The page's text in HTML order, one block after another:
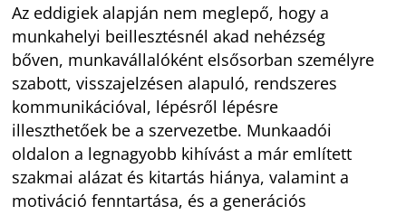
Az eddigiek alapján nem meglepő, hogy a
munkahelyi beillesztésnél akad nehézség
bőven, munkavállalóként elsősorban személyre
szabott, visszajelzésen alapuló, rendszeres
kommunikációval, lépésről lépésre
illeszthetőek be a szervezetbe. Munkaadói
oldalon a legnagyobb kihívást a már említett
szakmai alázat és kitartás hiánya, valamint a
motiváció fenntartása, és a generációs